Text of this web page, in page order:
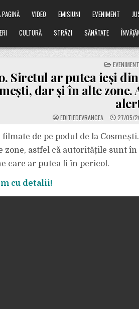
VIDEO EMISIUNI EVENIMENT
CULTURĂ STRĂZI SĂNĂTATE
POSTED
IN
EVENIMENT,
Siretul ar putea ieși
dar și în alte
EDITIEDEVRANCEA 27/05/
de pe podul de la
zone, astfel că autoritățile sunt
care ar putea fi în pericol.
cu detalii!